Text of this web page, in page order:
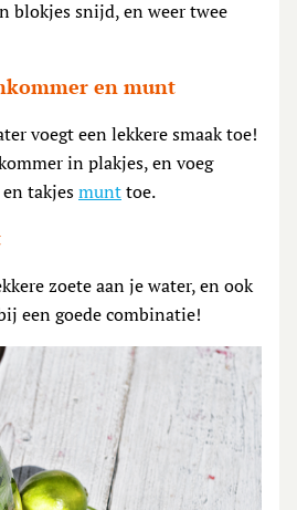
blokjes snijd, en weer twee
en munt
voegt een lekkere smaak toe!
in plakjes, en voeg
en takjesmunttoe.
zoete aan je water, en ook
een goede combinatie!